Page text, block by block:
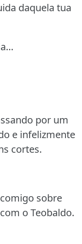
daquela tua
por um
e infelizmente
cortes.
sobre
o Teobaldo.